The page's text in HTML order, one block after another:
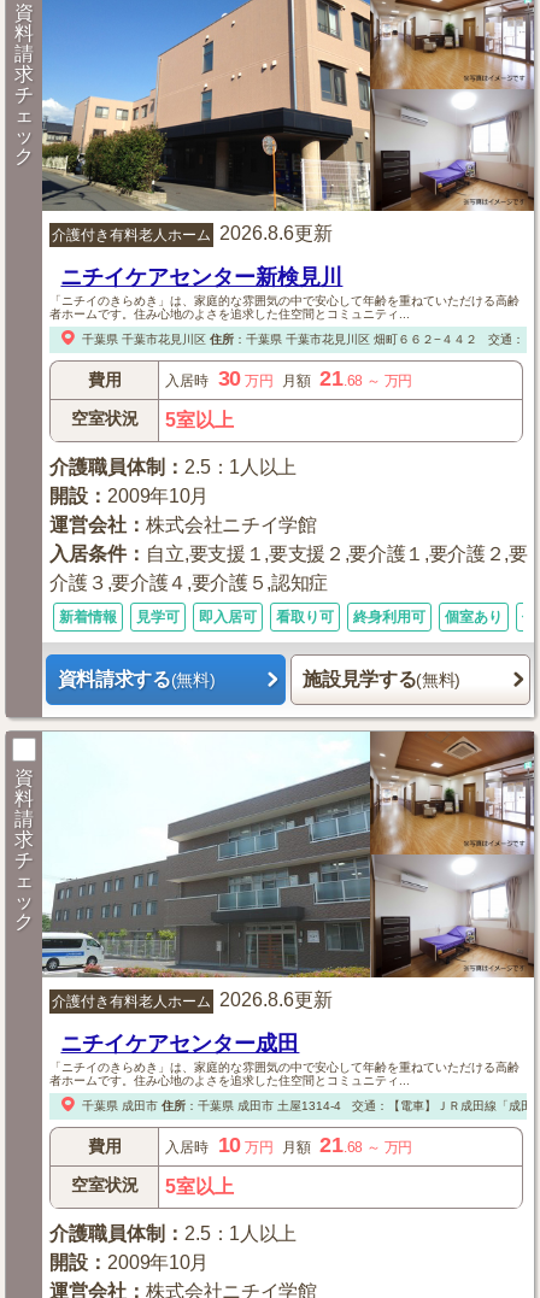
資
料
請
求
チ
ェ
ッ
ク
介護付き有料老人ホーム 2026.8.6更新
ニチイケアセンター新検見川
「ニチイのきらめき」は、家庭的な雰囲気の中で安心して年齢を重ねていただける高齢
者ホームです。住み心地のよさを追求した住空間とコミュニティ...
千葉県 千葉市花見川区 住所： 千葉県 千葉市花見川区 畑町６６２−４４２ 交通：
費用 入居時 30 万円 月額 21.68 ～ 万円
空室状況 5室以上
介護職員体制 ：2.5：1人以上
開設 ：2009年10月
運営会社 ：株式会社ニチイ学館
入居条件： 自立,要支援１,要支援２,要介護１,要介護２,要
介護３,要介護４,要介護５,認知症
新着情報 見学可 即入居可 看取り可 終身利用可 個室あり 体
資料請求する(無料) 施設見学する(無料)
資
料
請
求
チ
ェ
ッ
ク
介護付き有料老人ホーム 2026.8.6更新
ニチイケアセンター成田
「ニチイのきらめき」は、家庭的な雰囲気の中で安心して年齢を重ねていただける高齢
者ホームです。住み心地のよさを追求した住空間とコミュニティ...
千葉県 成田市 住所： 千葉県 成田市土屋1314-4 交通：【電車】ＪＲ成田線「成
費用 入居時 10 万円 月額 21.68 ～ 万円
空室状況 5室以上
介護職員体制 ： 2.5：1人以上
開設 ： 2009年10月
運営会社 ：株式会社ニチイ学館